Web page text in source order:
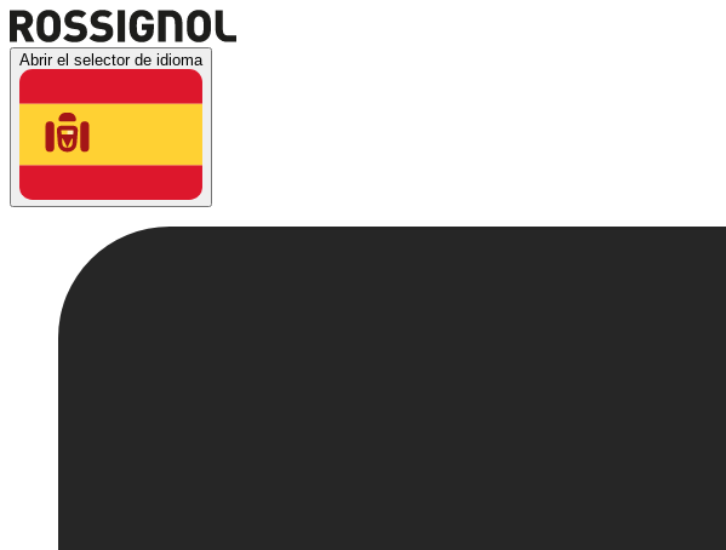
Abrir el selector de idioma